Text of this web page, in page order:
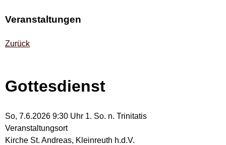
Veranstaltungen
Zurück
Gottesdienst
So, 7.6.2026 9:30 Uhr 1. So. n. Trinitatis
Veranstaltungsort
Kirche St. Andreas, Kleinreuth h.d.V.